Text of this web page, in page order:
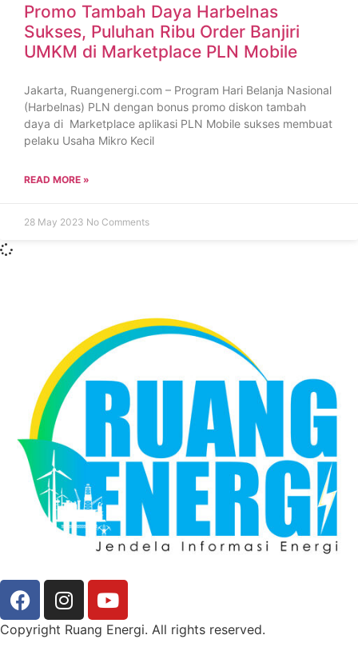
Promo Tambah Daya Harbelnas
Sukses, Puluhan Ribu Order Banjiri
UMKM di Marketplace PLN Mobile
Jakarta, Ruangenergi.com – Program Hari Belanja Nasional
(Harbelnas) PLN dengan bonus promo diskon tambah
daya di Marketplace aplikasi PLN Mobile sukses membuat
pelaku Usaha Mikro Kecil
READ MORE »
28 May 2023 No Comments
Copyright Ruang Energi. All rights reserved.